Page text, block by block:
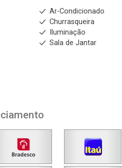
Ar-Condicionado
Churrasqueira
Iluminação
Sala de Jantar